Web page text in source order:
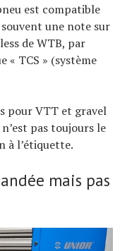
est compatible
une note sur
de WTB, par
« TCS » (système
pour VTT et gravel
pas toujours le
à l’étiquette.
mais pas